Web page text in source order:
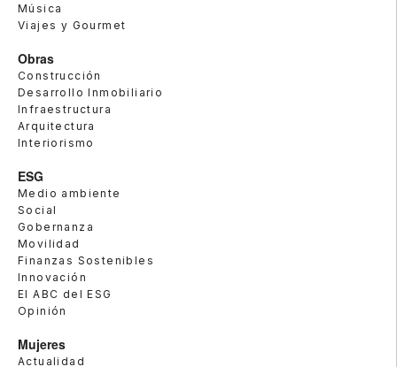
Música
Viajes y Gourmet
Obras
Construcción
Desarrollo Inmobiliario
Infraestructura
Arquitectura
Interiorismo
ESG
Medio ambiente
Social
Gobernanza
Movilidad
Finanzas Sostenibles
Innovación
El ABC del ESG
Opinión
Mujeres
Actualidad